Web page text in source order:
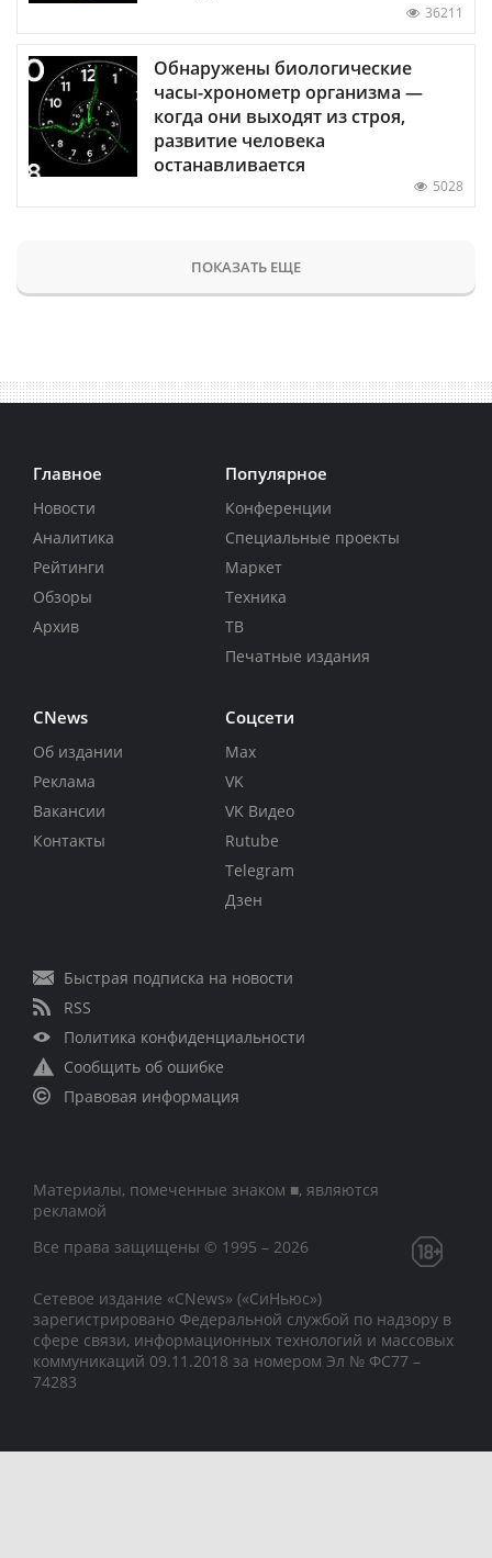
36211
Обнаружены биологические
часы-хронометр организма —
когда они выходят из строя,
развитие человека
останавливается
5028
ПОКАЗАТЬ ЕЩЕ
Главное
Новости
Аналитика
Рейтинги
Обзоры
Архив
Популярное
Конференции
Специальные проекты
Маркет
Техника
ТВ
Печатные издания
CNews
Об издании
Реклама
Вакансии
Контакты
Соцсети
Max
VK
VK Видео
Rutube
Telegram
Дзен
Быстрая подписка на новости
RSS
Политика конфиденциальности
Сообщить об ошибке
Правовая информация
Материалы, помеченные знаком ■, являются
рекламой
Все права защищены © 1995 – 2026
Сетевое издание «CNews» («СиНьюс»)
зарегистрировано Федеральной службой по надзору в
сфере связи, информационных технологий и массовых
коммуникаций 09.11.2018 за номером Эл № ФС77 –
74283